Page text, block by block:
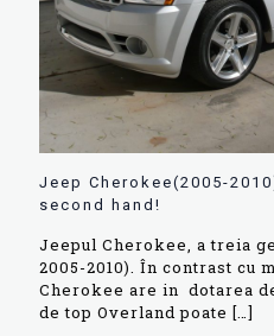
Jeep Cherokee(2005-
second hand!
Jeepul Cherokee, a treia
2005-2010). În contrast cu
Cherokee are in dotarea
de top Overland poate […]